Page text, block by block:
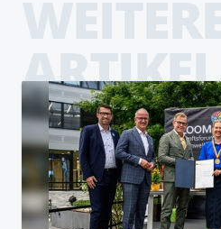
ARTIKEL